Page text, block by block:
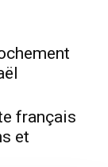
français
et